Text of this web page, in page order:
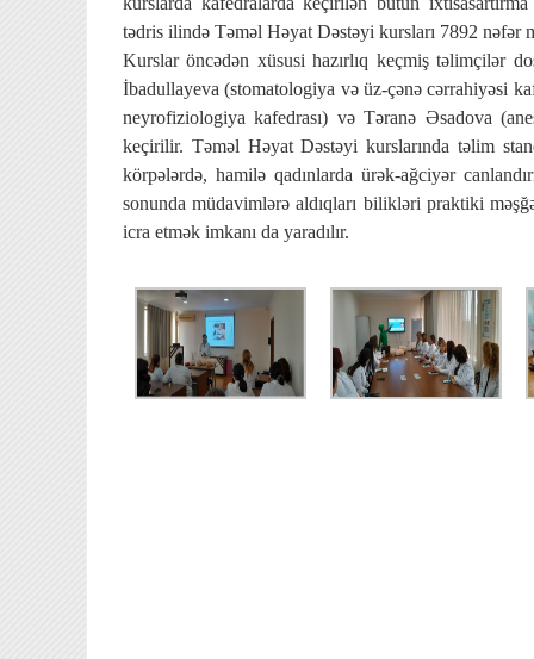
tədris ilində Təməl Həyat Dəstəyi kursları 7892 nəfər
Kurslar öncədən xüsusi hazırlıq keçmiş təlimçilər
İbadullayeva (stomatologiya və üz-çənə cərrahiyəsi
neyrofiziologiya kafedrası) və Təranə Əsadova
keçirilir. Təməl Həyat Dəstəyi kurslarında təlim
körpələrdə, hamilə qadınlarda ürək-ağciyər
sonunda müdavimlərə aldıqları bilikləri praktiki
icra etmək imkanı da yaradılır.